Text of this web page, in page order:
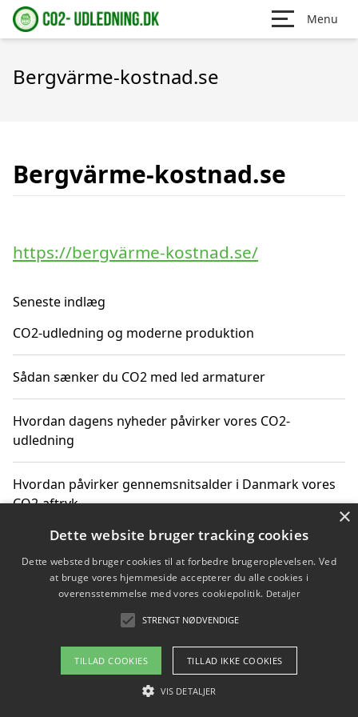
Menu
Bergvärme-kostnad.se
Bergvärme-kostnad.se
https://bergvärme-kostnad.se/
Seneste indlæg
CO2-udledning og moderne produktion
Sådan sænker du CO2 med led armaturer
Hvordan dagens nyheder påvirker vores CO2-
udledning
Hvordan påvirker gennemsnitsalder i Danmark vores
CO2-aftryk
Hvordan nyheder om CO2-udledning påvirker vores
hverdag
Om / kontakt
Blog Betingelser
×
Dette website bruger tracking cookies
Dette websted bruger cookies til at forbedre brugeroplevelsen. Ved
at bruge vores hjemmeside accepterer du alle cookies i
overensstemmelse med vores cookiepolitik. Detaljer
STRENGT NØDVENDIGE
TILLAD COOKIES TILLAD IKKE COOKIES
VIS DETALJER